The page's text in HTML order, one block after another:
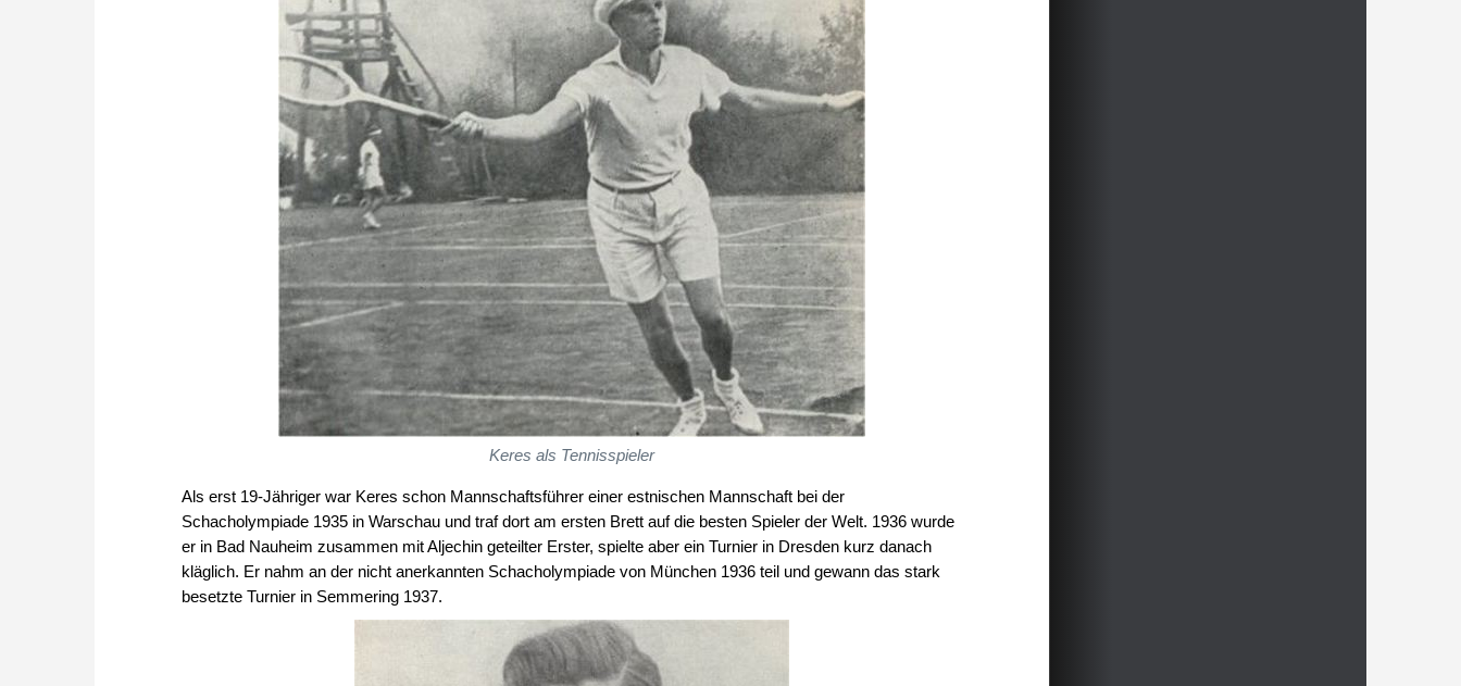
Keres als Tennisspieler
Als erst 19-Jähriger war Keres schon Mannschaftsführer einer estnischen Mannschaft bei der
Schacholympiade 1935 in Warschau und traf dort am ersten Brett auf die besten Spieler der Welt. 1936 wurde
er in Bad Nauheim zusammen mit Aljechin geteilter Erster, spielte aber ein Turnier in Dresden kurz danach
kläglich. Er nahm an der nicht anerkannten Schacholympiade von München 1936 teil und gewann das stark
besetzte Turnier in Semmering 1937.